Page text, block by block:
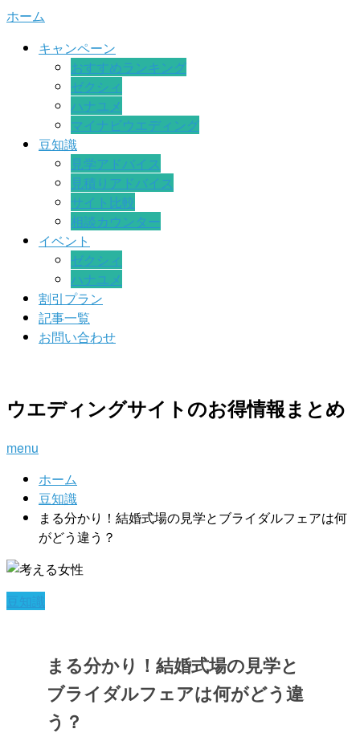
ホーム
キャンペーン
おすすめランキング
ゼクシィ
ハナユメ
マイナビウエディング
豆知識
見学アドバイス
見積りアドバイス
サイト比較
相談カウンター
イベント
ゼクシィ
ハナユメ
割引プラン
記事一覧
お問い合わせ
ウエディングサイトのお得情報まとめ
menu
ホーム
豆知識
まる分かり！結婚式場の見学とブライダルフェアは何
がどう違う？
豆知識
まる分かり！結婚式場の見学と
ブライダルフェアは何がどう違
う？